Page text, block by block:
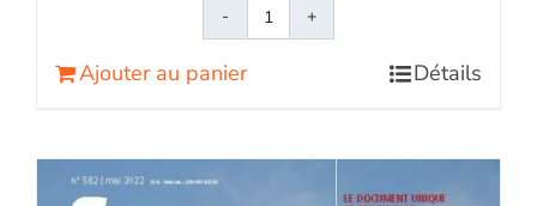
quantité
papier
Ajouter au panier Détails